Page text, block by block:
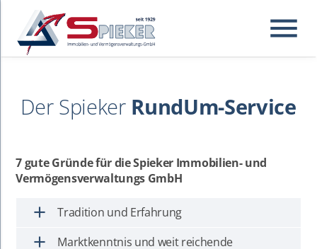
menu
Der Spieker RundUm-Service
7 gute Gründe für die Spieker Immobilien- und
Vermögensverwaltungs GmbH
add Tradition und Erfahrung
add
Marktkenntnis und weit reichende